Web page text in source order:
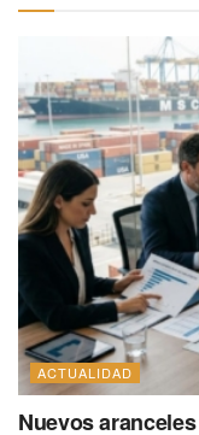
ACTUALIDAD
Nuevos